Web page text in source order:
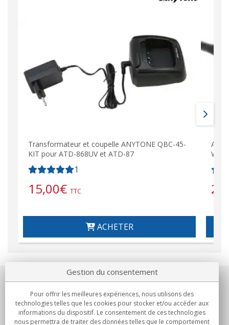
Transformateur et coupelle ANYTONE QBC-45-
KIT pour ATD-868UV et ATD-87
1
15,00€ TTC
ACHETER
Notre société
Engagements
Gestion du consentement
Pour offrir les meilleures expériences, nous utilisons des
technologies telles que les cookies pour stocker et/ou accéder aux
informations du dispositif. Le consentement de ces technologies
nous permettra de traiter des données telles que le comportement